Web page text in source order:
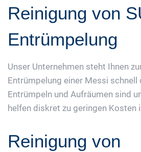
Reinigung von
Entrümpelung
Unser Unternehmen steht Ihnen
Entrümpelung einer Messi schnell
Entrümpeln und Aufräumen sind
helfen diskret zu geringen Kosten
Reinigung von